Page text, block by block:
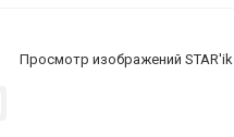
Просмотр изображений STAR'ik